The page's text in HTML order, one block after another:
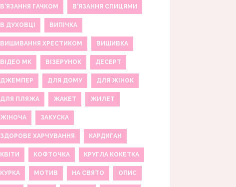
В'ЯЗАННЯ ГАЧКОМ В'ЯЗАННЯ СПИЦЯМИ
В ДУХОВЦІ ВИПІЧКА
ВИШИВАННЯ ХРЕСТИКОМ ВИШИВКА
ВІДЕО МК ВІЗЕРУНОК ДЕСЕРТ
ДЖЕМПЕР ДЛЯ ДОМУ ДЛЯ ЖІНОК
ДЛЯ ПЛЯЖА ЖАКЕТ ЖИЛЕТ
ЖІНОЧА ЗАКУСКА
ЗДОРОВЕ ХАРЧУВАННЯ КАРДИГАН
КВІТИ КОФТОЧКА КРУГЛА КОКЕТКА
КУРКА МОТИВ НА СВЯТО ОПИС